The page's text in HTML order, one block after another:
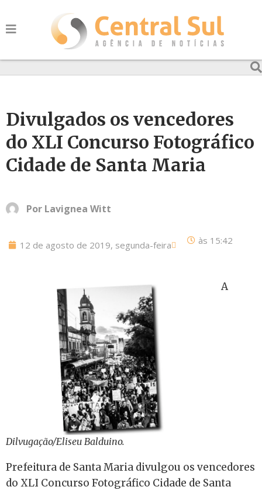
Divulgados os vencedores
do XLI Concurso Fotográfico
Cidade de Santa Maria
Por Lavignea Witt
12 de agosto de 2019, segunda-feira às 15:42
Dilvugação/Eliseu Balduino.
A
Prefeitura de Santa Maria divulgou os vencedores
do XLI Concurso Fotográfico Cidade de Santa